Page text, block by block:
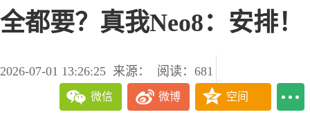
全都要？真我Neo8：安排！
2026-07-01 13:26:25 来源： 阅读：681
微信 微博 空间